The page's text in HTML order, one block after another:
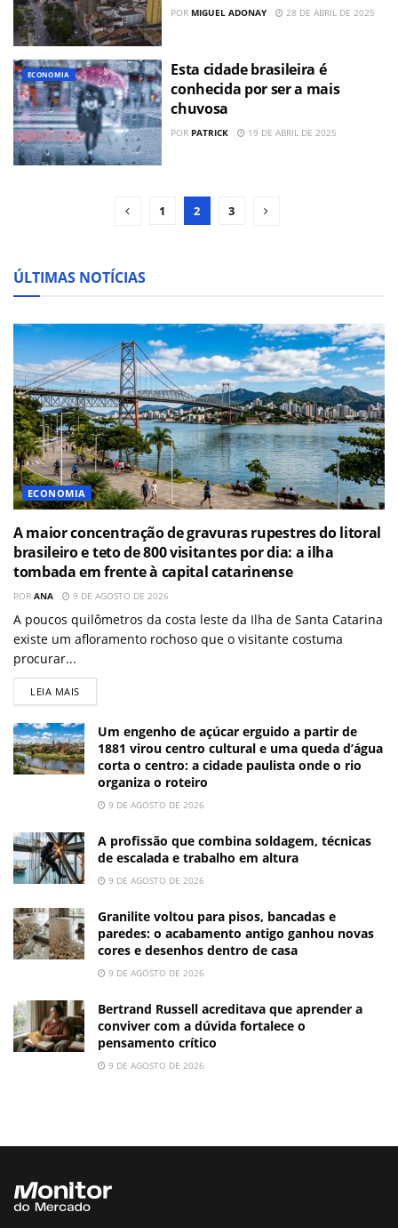
POR MIGUEL ADONAY 28 DE ABRIL DE 2025
ECONOMIA
Esta cidade brasileira é
conhecida por ser a mais
chuvosa
POR PATRICK 19 DE ABRIL DE 2025
1 2 3
ÚLTIMAS NOTÍCIAS
ECONOMIA
A maior concentração de gravuras rupestres do litoral
brasileiro e teto de 800 visitantes por dia: a ilha
tombada em frente à capital catarinense
POR ANA 9 DE AGOSTO DE 2026
A poucos quilômetros da costa leste da Ilha de Santa Catarina
existe um afloramento rochoso que o visitante costuma
procurar...
LEIA MAIS
Um engenho de açúcar erguido a partir de
1881 virou centro cultural e uma queda d’água
corta o centro: a cidade paulista onde o rio
organiza o roteiro
9 DE AGOSTO DE 2026
A profissão que combina soldagem, técnicas
de escalada e trabalho em altura
9 DE AGOSTO DE 2026
Granilite voltou para pisos, bancadas e
paredes: o acabamento antigo ganhou novas
cores e desenhos dentro de casa
9 DE AGOSTO DE 2026
Bertrand Russell acreditava que aprender a
conviver com a dúvida fortalece o
pensamento crítico
9 DE AGOSTO DE 2026